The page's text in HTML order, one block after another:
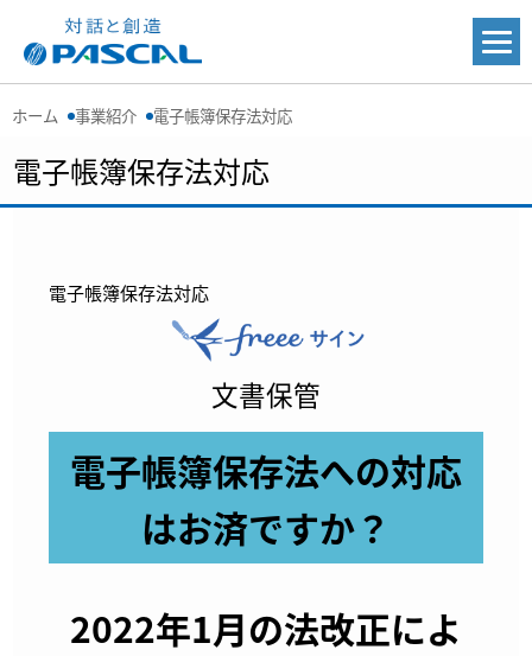
ホーム 事業紹介 電子帳簿保存法対応
電子帳簿保存法対応
電子帳簿保存法対応
文書保管
電子帳簿保存法への対応
はお済ですか？
2022年1月の法改正によ